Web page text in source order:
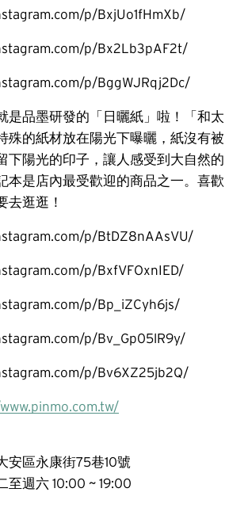
p/BxjUo1fHmXb/
p/Bx2Lb3pAF2t/
p/BggWJRqj2Dc/
是品墨研發的「日曬紙」啦！「和太
殊的紙材放在陽光下曝曬，紙沒有被
下陽光的印子，讓人感受到大自然的
本是店內最受歡迎的商品之一。喜歡
去逛逛！
p/BtDZ8nAAsVU/
p/BxfVFOxnIED/
p/Bp_iZCyh6js/
p/Bv_Gp05lR9y/
p/Bv6XZ25jb2Q/
安區永康街75巷10號
至週六 10:00 ~ 19:00